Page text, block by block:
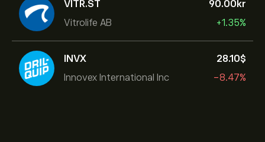
VITR.ST
Vitrolife AB
90.00‎kr‎
+1.35%
INVX
Innovex International Inc
28.10‎$‎
-8.47%